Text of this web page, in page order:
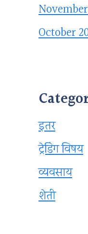
October
इतर
ट्रेडिंग विषय
व्यवसाय
शेती